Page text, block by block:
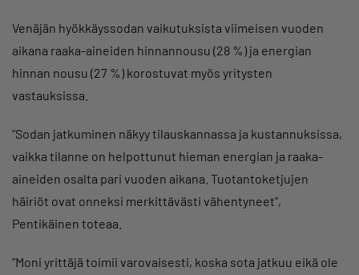
Venäjän hyökkäyssodan vaikutuksista viimeisen vuoden
aikana raaka-aineiden hinnannousu (28 %) ja energian
hinnan nousu (27 %) korostuvat myös yritysten
vastauksissa.
”Sodan jatkuminen näkyy tilauskannassa ja kustannuksissa,
vaikka tilanne on helpottunut hieman energian ja raaka-
aineiden osalta pari vuoden aikana. Tuotantoketjujen
häiriöt ovat onneksi merkittävästi vähentyneet”,
Pentikäinen toteaa.
”Moni yrittäjä toimii varovaisesti, koska sota jatkuu eikä ole